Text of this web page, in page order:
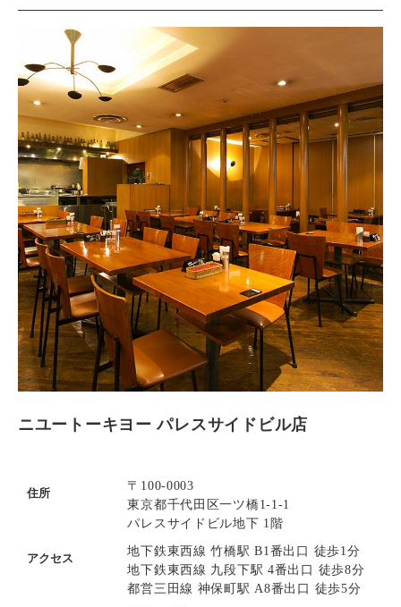
ニユートーキヨー パレスサイドビル店
住所
〒100-0003
東京都千代田区一ツ橋1-1-1
パレスサイドビル地下 1階
アクセス
地下鉄東西線 竹橋駅 B1番出口 徒歩1分
地下鉄東西線 九段下駅 4番出口 徒歩8分
都営三田線 神保町駅 A8番出口 徒歩5分